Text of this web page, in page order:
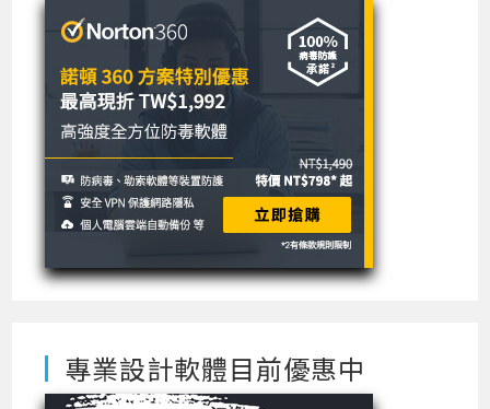
專業設計軟體目前優惠中